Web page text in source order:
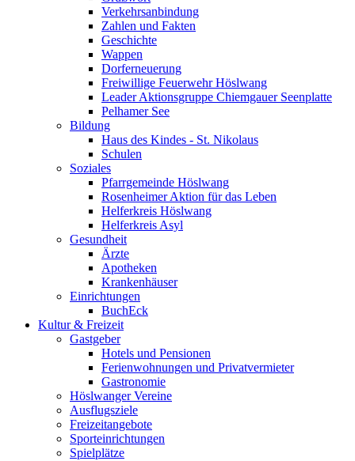
Verkehrsanbindung
Zahlen und Fakten
Geschichte
Wappen
Dorferneuerung
Freiwillige Feuerwehr Höslwang
Leader Aktionsgruppe Chiemgauer Seenplatte
Pelhamer See
Bildung
Haus des Kindes - St. Nikolaus
Schulen
Soziales
Pfarrgemeinde Höslwang
Rosenheimer Aktion für das Leben
Helferkreis Höslwang
Helferkreis Asyl
Gesundheit
Ärzte
Apotheken
Krankenhäuser
Einrichtungen
BuchEck
Kultur & Freizeit
Gastgeber
Hotels und Pensionen
Ferienwohnungen und Privatvermieter
Gastronomie
Höslwanger Vereine
Ausflugsziele
Freizeitangebote
Sporteinrichtungen
Spielplätze